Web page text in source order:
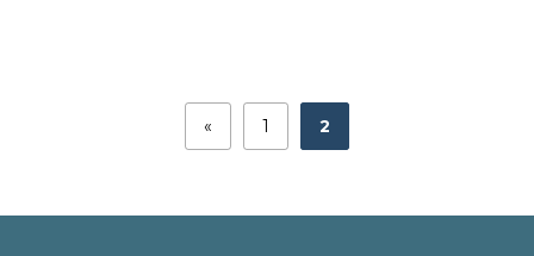
« 1 2